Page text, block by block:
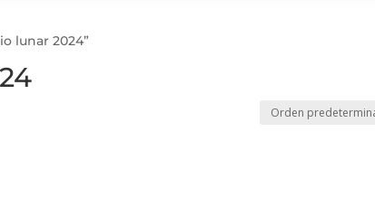
lunar 2024”